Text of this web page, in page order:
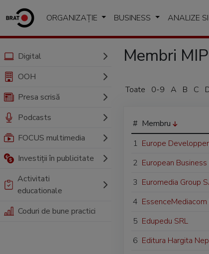
ORGANIZAȚIE BUSINESS ANALIZE
Digital
OOH
Presa scrisă
Podcasts
FOCUS multimedia
Investiții în publicitate
Activitati
educationale
Coduri de bune practici
Membri MIP
Toate 0-9 A B C
# Membru
1 Europe
2 European
3 Euromedia Group
4 EssenceMediacom
5 Edupedu SRL
6 Editura Hargita